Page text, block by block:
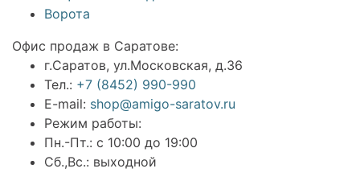
Ворота
Офис продаж в Саратове:
г.Саратов, ул.Московская, д.36
Тел.: +7 (8452) 990-990
E-mail: shop@amigo-saratov.ru
Режим работы:
Пн.-Пт.: с 10:00 до 19:00
Сб.,Вс.: выходной